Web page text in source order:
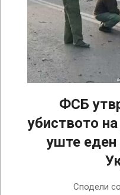
ФСБ
убиството
уште еден
Сподели со